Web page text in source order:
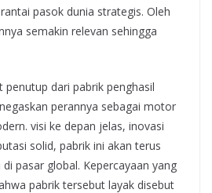
pasok dunia strategis. Oleh
semakin relevan sehingga
penutup dari pabrik penghasil
perannya sebagai motor
visi ke depan jelas, inovasi
solid, pabrik ini akan terus
pasar global. Kepercayaan yang
pabrik tersebut layak disebut